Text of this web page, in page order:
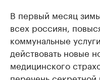
В первый месяц
всех россиян,
коммунальные
действовать новые
медицинского